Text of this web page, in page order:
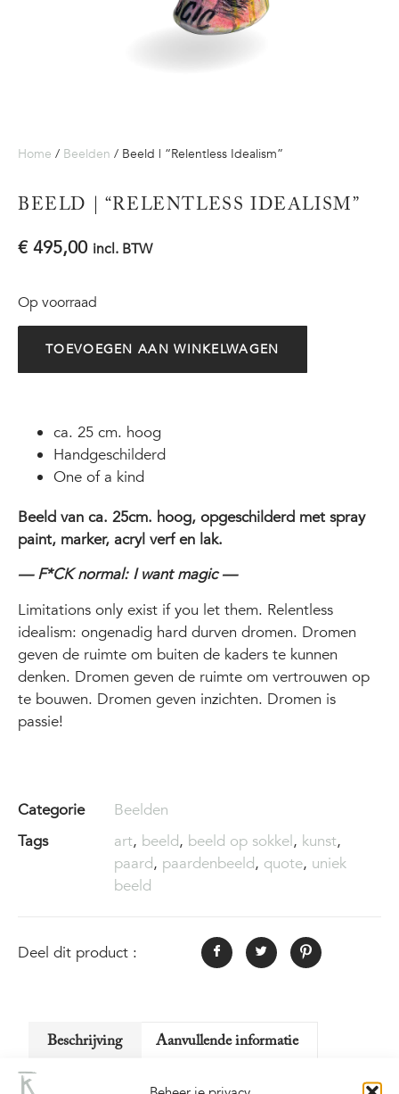
Home / Beelden / Beeld | “Relentless Idealism”
BEELD | “RELENTLESS IDEALISM”
€ 495,00 incl. BTW
Op voorraad
TOEVOEGEN AAN WINKELWAGEN
ca. 25 cm. hoog
Handgeschilderd
One of a kind
Beeld van ca. 25cm. hoog, opgeschilderd met spray
paint, marker, acryl verf en lak.
— F*CK normal: I want magic —
Limitations only exist if you let them. Relentless
idealism: ongenadig hard durven dromen. Dromen
geven de ruimte om buiten de kaders te kunnen
denken. Dromen geven de ruimte om vertrouwen op
te bouwen. Dromen geven inzichten. Dromen is
passie!
Categorie
Beelden
Tags
art, beeld, beeld op sokkel, kunst,
paard, paardenbeeld, quote, uniek
beeld
Deel dit product :
Beschrijving Aanvullende informatie